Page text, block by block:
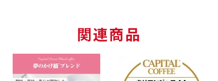
関連商品